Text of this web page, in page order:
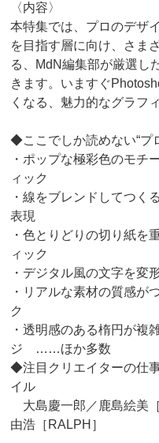
〈内容〉
本特集では、プロのデザ
を目指す層に向け、さま
る、MdN編集部が厳選し
きます。いますぐ
くなる、魅力的なグラフ
◆ここでしか読めない“プ
・ポップな極彩色のモチ
ィック
・線をブレンドしてつく
表現
・色とりどりの切り紙を
ィック
・デジタル風の文字を変
・リアルな素材の質感が
ク
・透明感のある楕円が複
ジ ……ほか多数
◆注目クリエイターの仕
イル
大島慶一郎／鹿島絵美
由浩［RALPH］